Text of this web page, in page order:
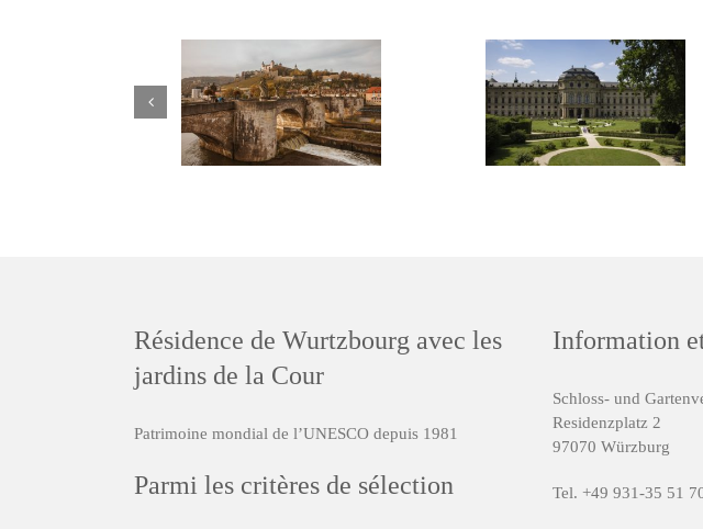
Résidence de Wurtzbourg avec les
jardins de la Cour
Patrimoine mondial de l’UNESCO depuis 1981
Parmi les critères de sélection
Information
Schloss- und
Residenzplatz 2
97070 Würzburg
Tel. +49 931-35 51